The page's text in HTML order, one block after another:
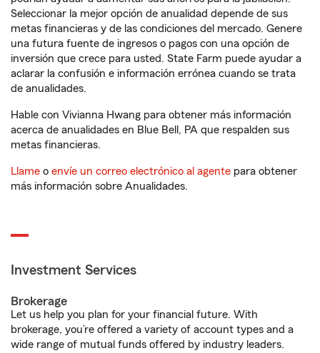
Seleccionar la mejor opción de anualidad depende de sus
metas financieras y de las condiciones del mercado. Genere
una futura fuente de ingresos o pagos con una opción de
inversión que crece para usted. State Farm puede ayudar a
aclarar la confusión e información errónea cuando se trata
de anualidades.
Hable con Vivianna Hwang para obtener más información
acerca de anualidades en Blue Bell, PA que respalden sus
metas financieras.
Llame o envíe un correo electrónico al agente para obtener
más información sobre Anualidades.
Investment Services
Brokerage
Let us help you plan for your financial future. With
brokerage, you’re offered a variety of account types and a
wide range of mutual funds offered by industry leaders.